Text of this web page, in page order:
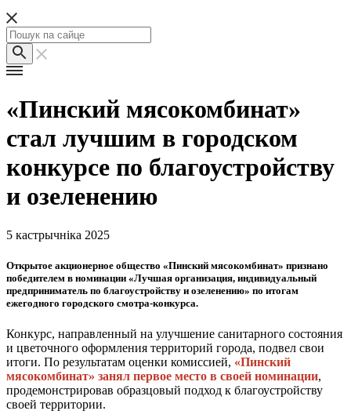
«Пинский мясокомбинат»
стал лучшим в городском
конкурсе по благоустройству
и озеленению
5 кастрычніка 2025
Открытое акционерное общество «Пинский мясокомбинат» признано
победителем в номинации «Лучшая организация, индивидуальный
предприниматель по благоустройству и озеленению» по итогам
ежегодного городского смотра-конкурса.
Конкурс, направленный на улучшение санитарного состояния
и цветочного оформления территорий города, подвел свои
итоги. По результатам оценки комиссией, «Пинский
мясокомбинат» занял первое место в своей номинации,
продемонстрировав образцовый подход к благоустройству
своей территории.